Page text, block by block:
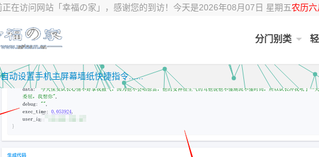
正在访问网站 「幸福の家」，感谢您的到访！今天是2026年08月07日 星期五农历
分门别类
用Appid和AppSecret生成URL Scheme并跳转......
夜更新个网抑云签到接口和快捷指令......